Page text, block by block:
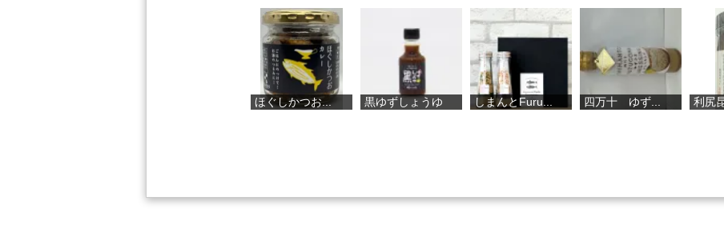
しまんとFuru... 四万十 ゆず... 利尻昆布 一...
ほぐしかつお... 黒ゆずしょうゆ